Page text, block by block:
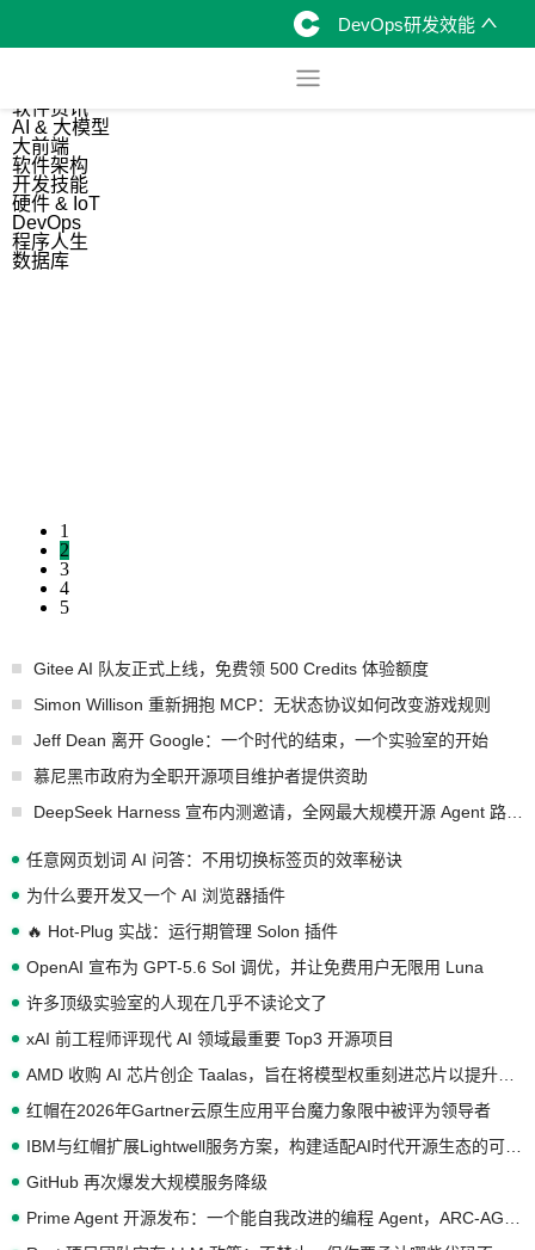
DevOps研发效能
软件资讯
AI & 大模型
大前端
软件架构
开发技能
硬件 & IoT
DevOps
程序人生
数据库
1
2
3
4
5
Gitee AI 队友正式上线，免费领 500 Credits 体验额度
Simon Willison 重新拥抱 MCP：无状态协议如何改变游戏规则
Jeff Dean 离开 Google：一个时代的结束，一个实验室的开始
慕尼黑市政府为全职开源项目维护者提供资助
任意网页划词 AI 问答：不用切换标签页的效率秘诀
为什么要开发又一个 AI 浏览器插件
🔥 Hot-Plug 实战：运行期管理 Solon 插件
OpenAI 宣布为 GPT-5.6 Sol 调优，并让免费用户无限用 Luna
许多顶级实验室的人现在几乎不读论文了
xAI 前工程师评现代 AI 领域最重要 Top3 开源项目
红帽在2026年Gartner云原生应用平台魔力象限中被评为领导者
GitHub 再次爆发大规模服务降级